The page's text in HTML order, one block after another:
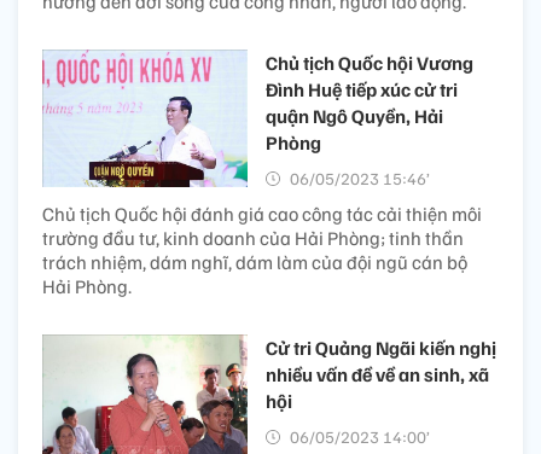
Chủ tịch Quốc hội Vương
Đình Huệ tiếp xúc cử tri
quận Ngô Quyền, Hải
Phòng
06/05/2023 15:46’
Chủ tịch Quốc hội đánh giá cao công tác cải thiện môi
trường đầu tư, kinh doanh của Hải Phòng; tinh thần
trách nhiệm, dám nghĩ, dám làm của đội ngũ cán bộ
Hải Phòng.
Cử tri Quảng Ngãi kiến nghị
nhiều vấn đề về an sinh, xã
hội
06/05/2023 14:00’